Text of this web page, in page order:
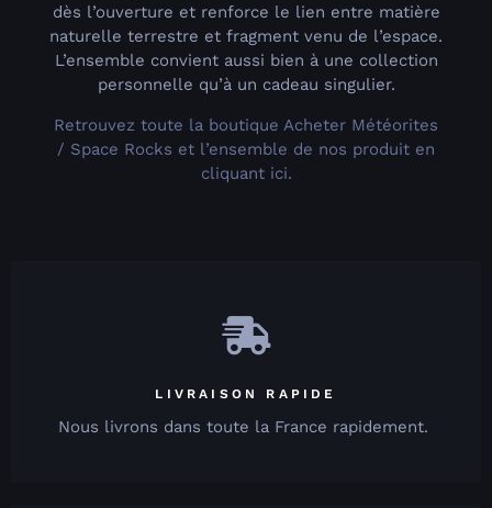
dès l’ouverture et renforce le lien entre matière
naturelle terrestre et fragment venu de l’espace.
L’ensemble convient aussi bien à une collection
personnelle qu’à un cadeau singulier.
Retrouvez toute la boutique Acheter Météorites
/ Space Rocks et l’ensemble de nos produit en
cliquant ici.
LIVRAISON RAPIDE
Nous livrons dans toute la France rapidement.